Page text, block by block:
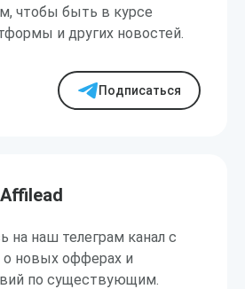
чтобы быть в курсе
и других новостей.
Подписаться
на наш телеграм канал с
новых офферах и
по существующим.